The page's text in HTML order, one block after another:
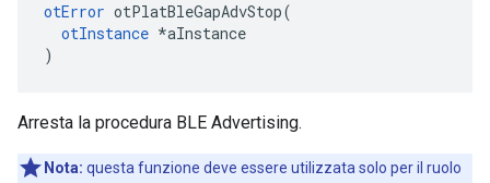
otError otPlatBleGapAdvStop(
otInstance *aInstance
)
Arresta la procedura BLE Advertising.
Nota: questa funzione deve essere utilizzata solo per il ruolo